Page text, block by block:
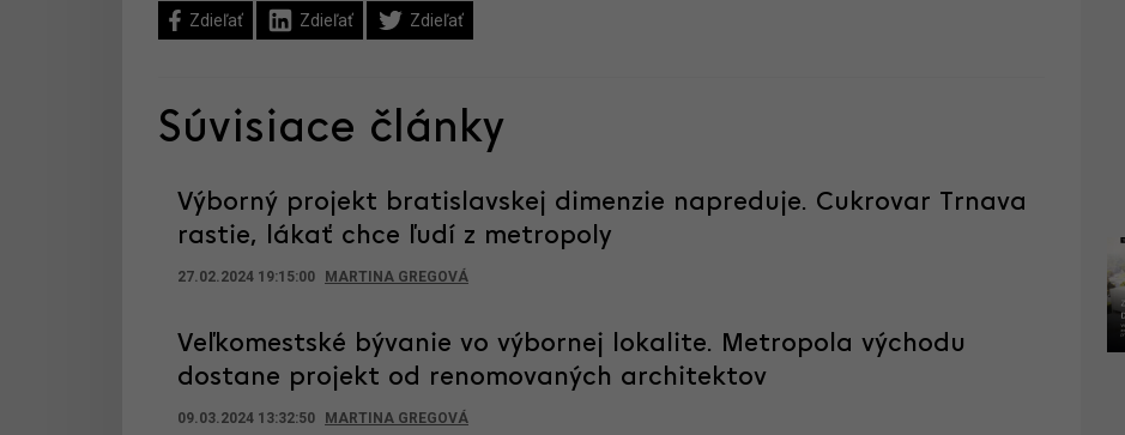
Zdieľať Zdieľať Zdieľať
Súvisiace články
Výborný projekt bratislavskej dimenzie napreduje. Cukrovar Trnava
rastie, lákať chce ľudí z metropoly
27.02.2024 19:15:00 MARTINA GREGOVÁ
Veľkomestské bývanie vo výbornej lokalite. Metropola východu
dostane projekt od renomovaných architektov
09.03.2024 13:32:50 MARTINA GREGOVÁ